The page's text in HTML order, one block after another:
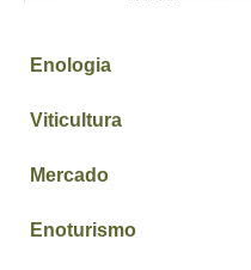
Enologia
Viticultura
Mercado
Enoturismo